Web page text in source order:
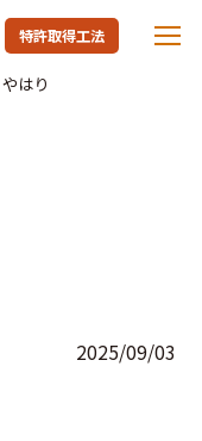
特許取得工法
やはり
2025/09/03